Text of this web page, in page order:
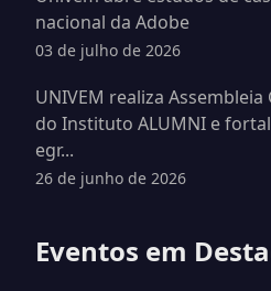
nacional da Adobe
03 de julho de 2026
UNIVEM realiza
do Instituto ALUMNI e
egr...
26 de junho de 2026
Eventos em